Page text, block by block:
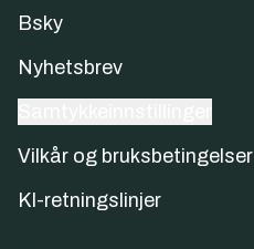
Bsky
Nyhetsbrev
Vilkår og bruksbetingelser
KI-retningslinjer